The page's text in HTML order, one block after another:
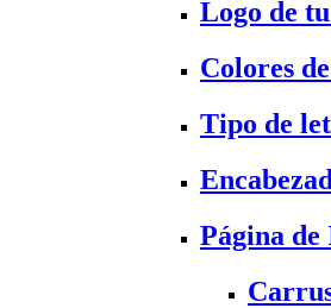
Logo de
Colores
Tipo de
Página